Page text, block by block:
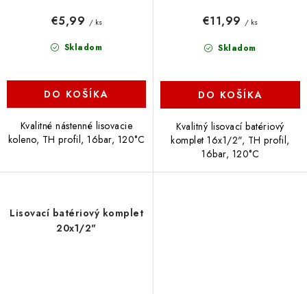
Skladom
€5,99 / ks
DO KOŠÍKA
Kvalitné nástenné lisovacie
koleno, TH profil, 16bar, 120°C
Skladom
€11,99 / ks
DO KOŠÍKA
Kvalitný lisovací batériový
komplet 16x1/2", TH profil,
16bar, 120°C
Lisovací batériový komplet
20x1/2"